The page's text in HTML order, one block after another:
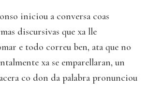
iniciou a conversa coas
discursivas que xa lle
e todo correu ben, ata que no
xa se emparellaran, un
co don da palabra pronunciou